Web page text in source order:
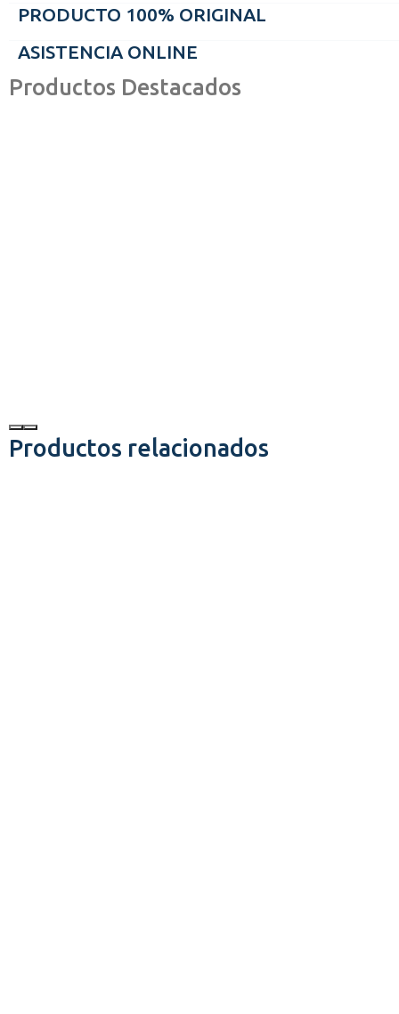
PRODUCTO 100% ORIGINAL
ASISTENCIA ONLINE
Productos Destacados
Productos relacionados